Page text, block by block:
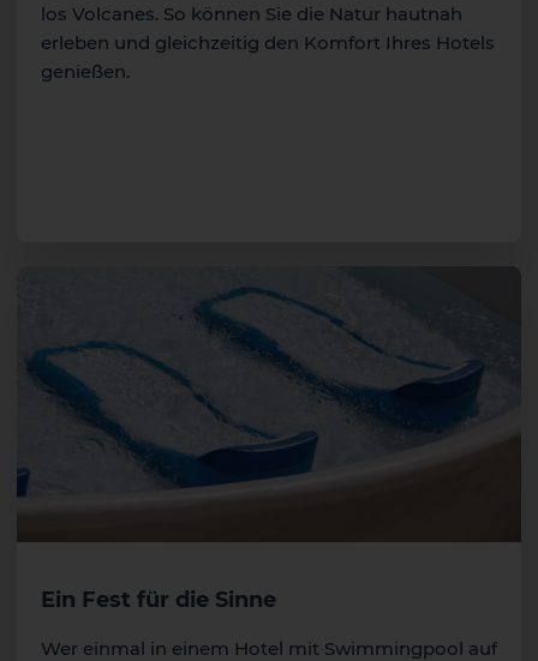
Gran Canaria
los Volcanes. So können Sie die Natur hautnah
erleben und gleichzeitig den Komfort Ihres Hotels
genießen.
Ein Fest für die Sinne
Wer einmal in einem Hotel mit Swimmingpool auf